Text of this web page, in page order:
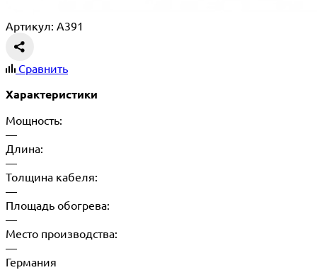
Артикул: A391
Сравнить
Характеристики
Мощность:
—
Длина:
—
Толщина кабеля:
—
Площадь обогрева:
—
Место производства:
—
Германия